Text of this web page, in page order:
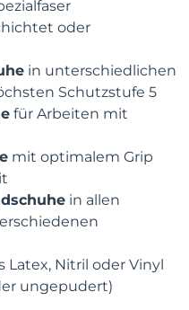
oder
in unterschiedlichen
Schutzstufe 5
für Arbeiten mit
mit optimalem Grip
in allen
Latex, Nitril oder Vinyl
ungepudert)